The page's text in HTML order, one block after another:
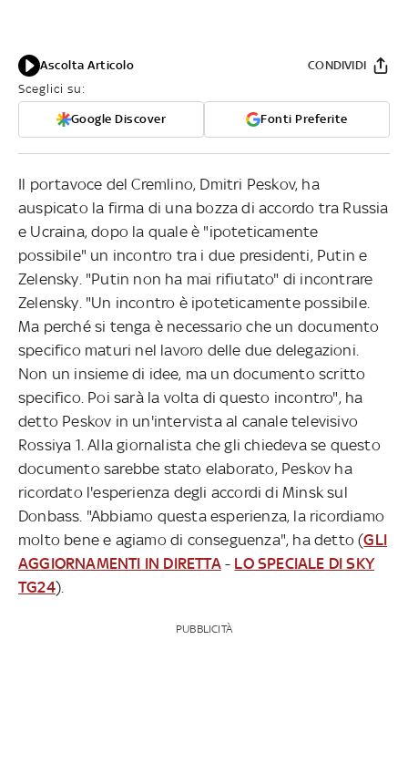
Ascolta Articolo
Sceglici su:
Google Discover Fonti Preferite
CONDIVIDI
Il portavoce del Cremlino, Dmitri Peskov, ha
auspicato la firma di una bozza di accordo tra Russia
e Ucraina, dopo la quale è "ipoteticamente
possibile" un incontro tra i due presidenti, Putin e
Zelensky. "Putin non ha mai rifiutato" di incontrare
Zelensky. "Un incontro è ipoteticamente possibile.
Ma perché si tenga è necessario che un documento
specifico maturi nel lavoro delle due delegazioni.
Non un insieme di idee, ma un documento scritto
specifico. Poi sarà la volta di questo incontro", ha
detto Peskov in un'intervista al canale televisivo
Rossiya 1. Alla giornalista che gli chiedeva se questo
documento sarebbe stato elaborato, Peskov ha
ricordato l'esperienza degli accordi di Minsk sul
Donbass. "Abbiamo questa esperienza, la ricordiamo
molto bene e agiamo di conseguenza", ha detto (GLI
AGGIORNAMENTI IN DIRETTA- LO SPECIALE DI SKY
TG24).
PUBBLICITÀ